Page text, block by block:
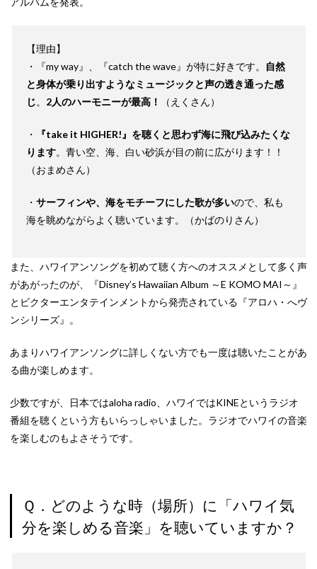
【理由】
・『my way』、『catch the wave』が特に好きです。
自然
と身体が乗り出すようなミュージックと声の透き通った感
じ。 2人のハーモニーが最高！ （えくさん）
・
『take it HIGHER!』を聴くと思わず海に飛び込みたくな
ります。青い空、海、白い砂浜が目の前に広がります！！
（おまめさん）
・ サーフィンや、海をモチーフにした歌が多いので、私も
海を眺めながらよく聴いています。（かばのりさん）
また、ハワイアンソングを初めて聴く方へのオススメとして多く声
があがったのが、『Disney’s Hawaiian Album ～E KOMO MAI～』
とビクターエンタテインメントから発売されている『アロハ・へヴ
ンシリーズ』。
あまりハワイアンソングに詳しくない方でも一度は聴いたことがあ
る曲が楽しめます。
少数ですが、日本ではaloha radio、ハワイではKINEというラジオ
番組を聴くという方もいらっしゃいました。ラジオでハワイの音楽
を楽しむのもよさそうです。
Ｑ．どのような時（場所）に「ハワイ気
分を楽しめる音楽」を聴いていますか？